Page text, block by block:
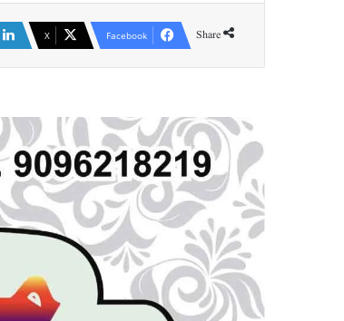
Share
Facebook
X